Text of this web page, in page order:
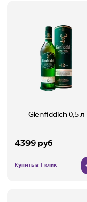
Glenfiddich 0,5 л
4399 руб
Купить в 1 клик